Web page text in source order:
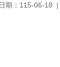
期：115-06-18